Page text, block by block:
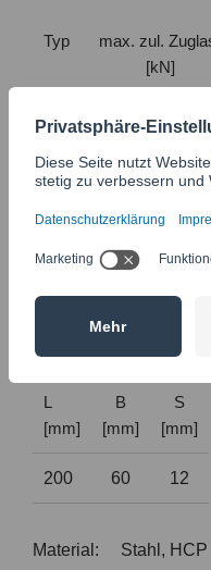
Typ
max. zul.
[kN]
M10 11,2
M12 12,1
M16 12,5
Die Anforderungen
Belastungsprüfungen
L
[mm]
B
[mm]
S
[mm]
200 60 12
Material: Stahl, HCP